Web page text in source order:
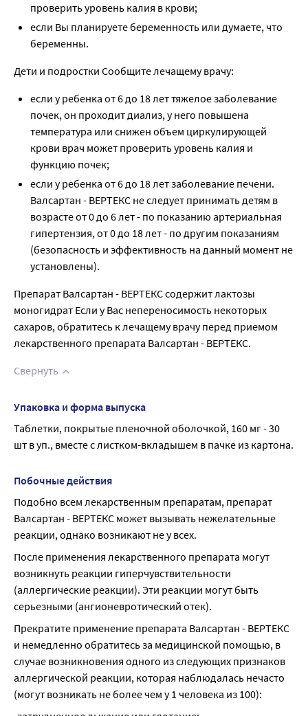
проверить уровень калия в крови;
если Вы планируете беременность или думаете, что
беременны.
Дети и подростки Сообщите лечащему врачу:
если у ребенка от 6 до 18 лет тяжелое заболевание
почек, он проходит диализ, у него повышена
температура или снижен объем циркулирующей
крови врач может проверить уровень калия и
функцию почек;
если у ребенка от 6 до 18 лет заболевание печени.
Валсартан - ВЕРТЕКС не следует принимать детям в
возрасте от 0 до 6 лет - по показанию артериальная
гипертензия, от 0 до 18 лет - по другим показаниям
(безопасность и эффективность на данный момент не
установлены).
Препарат Валсартан - ВЕРТЕКС содержит лактозы
моногидрат Если у Вас непереносимость некоторых
сахаров, обратитесь к лечащему врачу перед приемом
лекарственного препарата Валсартан - ВЕРТЕКС.
Свернуть
Упаковка и форма выпуска
Таблетки, покрытые пленочной оболочкой, 160 мг - 30
шт в уп., вместе с листком-вкладышем в пачке из картона.
Побочные действия
Подобно всем лекарственным препаратам, препарат
Валсартан - ВЕРТЕКС может вызывать нежелательные
реакции, однако возникают не у всех.
После применения лекарственного препарата могут
возникнуть реакции гиперчувствительности
(аллергические реакции). Эти реакции могут быть
серьезными (ангионевротический отек).
Прекратите применение препарата Валсартан - ВЕРТЕКС
и немедленно обратитесь за медицинской помощью, в
случае возникновения одного из следующих признаков
аллергической реакции, которая наблюдалась нечасто
(могут возникать не более чем у 1 человека из 100):